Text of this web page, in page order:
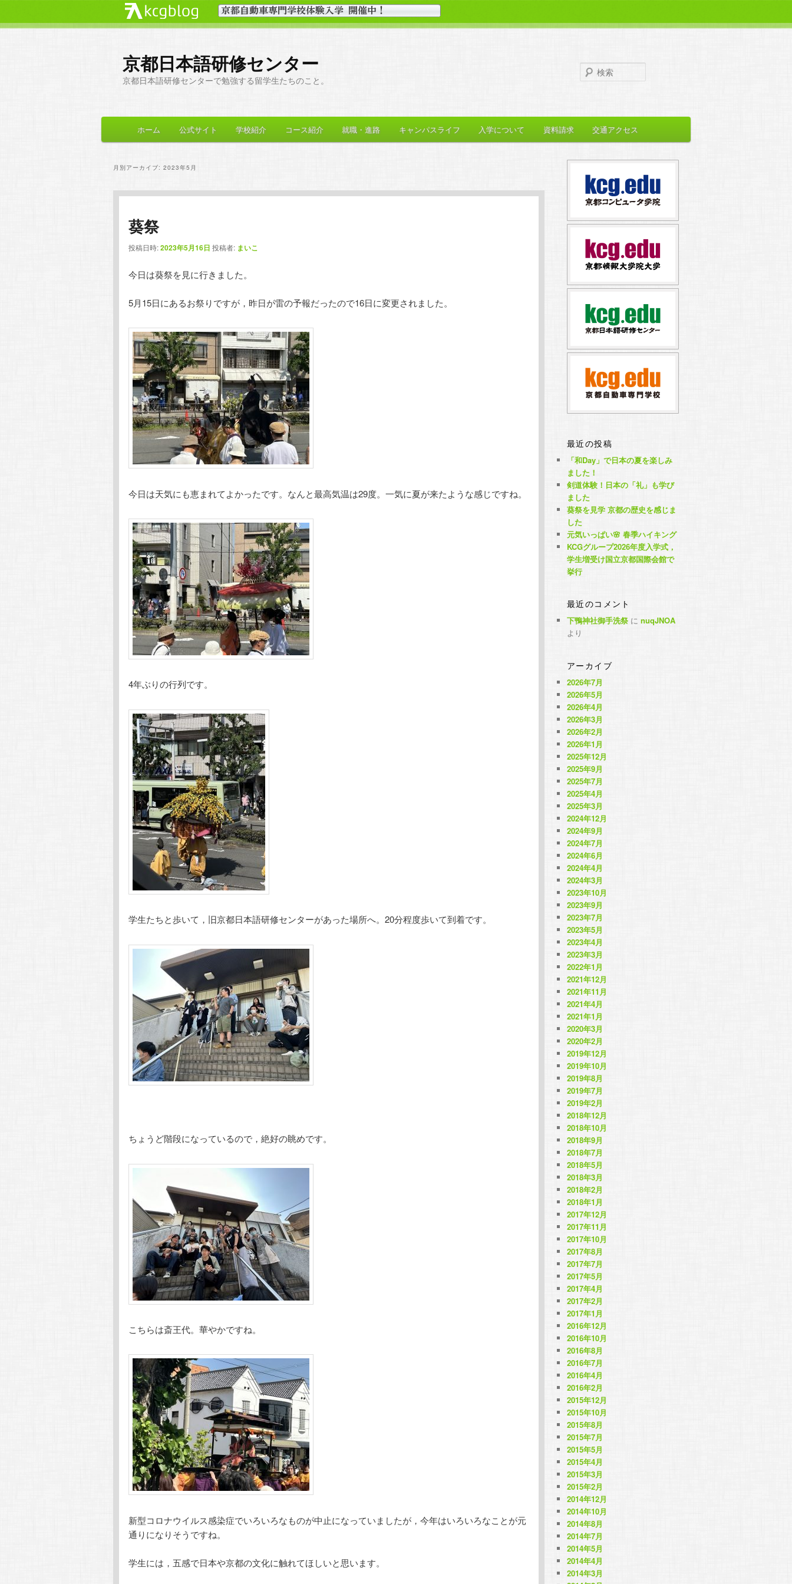
京都日本語研修センター
京都日本語研修センターで勉強する留学生たちのこと。
イ
メ
ン
コ
ン
テ
ン
ツ
へ
移
動
サ
コ
ン
テ
ン
ツ
へ
移
動
ホーム 公式サイト 学校紹介 コース紹介 就職・進路 キャンパスライフ 入学について 資料請求 交通アクセス
月別アーカイブ: 2023年5月
葵祭
投稿日時:2023年5月16日 投稿者: まいこ
今日は葵祭を見に行きました。
5月15日にあるお祭りですが，昨日が雷の予報だったので16日に変更されました。
今日は天気にも恵まれてよかったです。なんと最高気温は29度。一気に夏が来たような感じですね。
4年ぶりの行列です。
学生たちと歩いて，旧京都日本語研修センターがあった場所へ。20分程度歩いて到着です。
ちょうど階段になっているので，絶好の眺めです。
こちらは斎王代。華やかですね。
新型コロナウイルス感染症でいろいろなものが中止になっていましたが，今年はいろいろなことが元
通りになりそうですね。
学生には，五感で日本や京都の文化に触れてほしいと思います。
最近の投稿
「和Day」で日本の夏を楽しみ
ました！
剣道体験！日本の「礼」も学び
ました
葵祭を見学 京都の歴史を感じま
した
元気いっぱい🌸 春季ハイキング
KCGグループ2026年度入学式，
学生増受け国立京都国際会館で
挙行
最近のコメント
下鴨神社御手洗祭 に nuqJNOA
より
アーカイブ
2026年7月
2026年5月
2026年4月
2026年3月
2026年2月
2026年1月
2025年12月
2025年9月
2025年7月
2025年4月
2025年3月
2024年12月
2024年9月
2024年7月
2024年6月
2024年4月
2024年3月
2023年10月
2023年9月
2023年7月
2023年5月
2023年4月
2023年3月
2022年1月
2021年12月
2021年11月
2021年4月
2021年1月
2020年3月
2020年2月
2019年12月
2019年10月
2019年8月
2019年7月
2019年2月
2018年12月
2018年10月
2018年9月
2018年7月
2018年5月
2018年3月
2018年2月
2018年1月
2017年12月
2017年11月
2017年10月
2017年8月
2017年7月
2017年5月
2017年4月
2017年2月
2017年1月
2016年12月
2016年10月
2016年8月
2016年7月
2016年4月
2016年2月
2015年12月
2015年10月
2015年8月
2015年7月
2015年5月
2015年4月
2015年3月
2015年2月
2014年12月
2014年10月
2014年8月
2014年7月
2014年5月
2014年4月
2014年3月